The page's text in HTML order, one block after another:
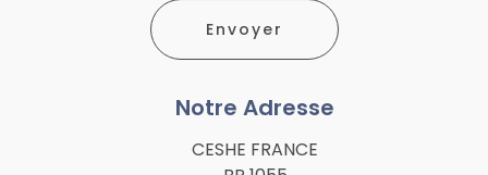
Notre Adresse
CESHE FRANCE
Envoyer